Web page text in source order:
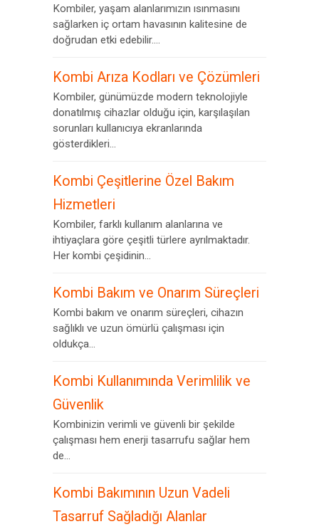
Kombiler, yaşam alanlarımızın ısınmasını
sağlarken iç ortam havasının kalitesine de
doğrudan etki edebilir....
Kombi Arıza Kodları ve Çözümleri
Kombiler, günümüzde modern teknolojiyle
donatılmış cihazlar olduğu için, karşılaşılan
sorunları kullanıcıya ekranlarında
gösterdikleri...
Kombi Çeşitlerine Özel Bakım
Hizmetleri
Kombiler, farklı kullanım alanlarına ve
ihtiyaçlara göre çeşitli türlere ayrılmaktadır.
Her kombi çeşidinin...
Kombi Bakım ve Onarım Süreçleri
Kombi bakım ve onarım süreçleri, cihazın
sağlıklı ve uzun ömürlü çalışması için
oldukça...
Kombi Kullanımında Verimlilik ve
Güvenlik
Kombinizin verimli ve güvenli bir şekilde
çalışması hem enerji tasarrufu sağlar hem
de...
Kombi Bakımının Uzun Vadeli
Tasarruf Sağladığı Alanlar